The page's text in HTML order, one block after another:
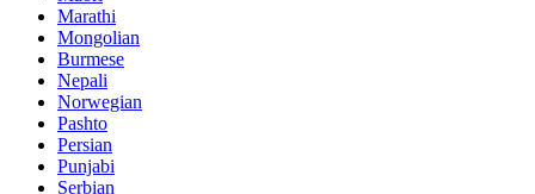
Marathi
Mongolian
Burmese
Nepali
Norwegian
Pashto
Persian
Punjabi
Serbian